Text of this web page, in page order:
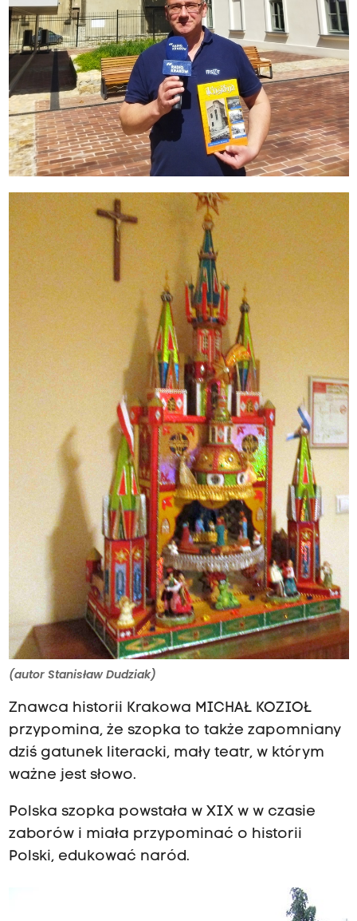
(autor Stanisław Dudziak)
Znawca historii Krakowa MICHAŁ KOZIOŁ
przypomina, że szopka to także zapomniany
dziś gatunek literacki, mały teatr, w którym
ważne jest słowo.
Polska szopka powstała w XIX w w czasie
zaborów i miała przypominać o historii
Polski, edukować naród.